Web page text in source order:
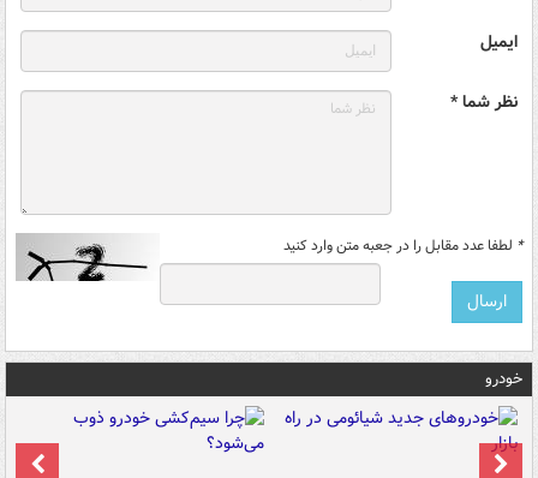
ایمیل
نظر شما *
* لطفا عدد مقابل را در جعبه متن وارد کنید
خودرو